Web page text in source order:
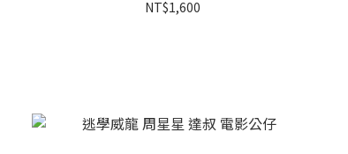
NT$1,600